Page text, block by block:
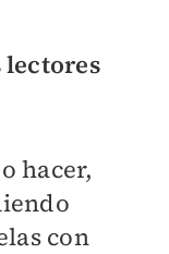
lectores
hacer,
con